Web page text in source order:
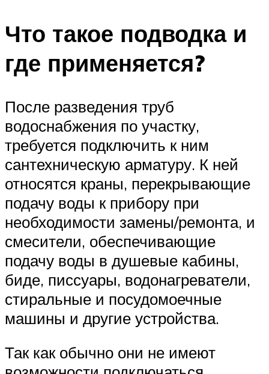
Что такое подводка и
где применяется?
После разведения труб
водоснабжения по участку,
требуется подключить к ним
сантехническую арматуру. К ней
относятся краны, перекрывающие
подачу воды к прибору при
необходимости замены/ремонта, и
смесители, обеспечивающие
подачу воды в душевые кабины,
биде, писсуары, водонагреватели,
стиральные и посудомоечные
машины и другие устройства.
Так как обычно они не имеют